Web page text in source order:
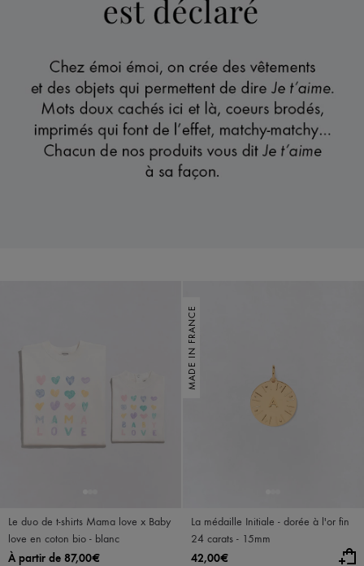
Le duo de t-shirts Mama love x Baby
love en coton bio - blanc
À partir de 87,00€
La médaille Initiale - dorée à l'or fin
24 carats - 15mm
42,00€
MADE IN FRANCE